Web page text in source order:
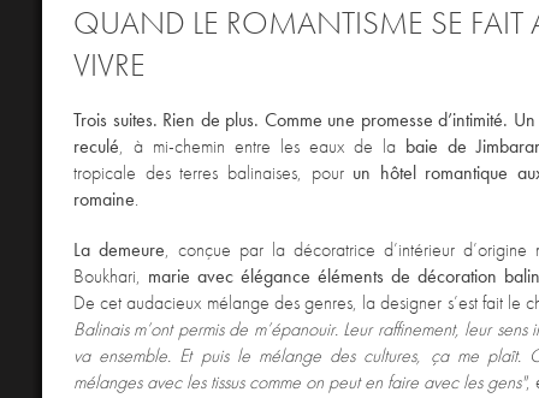
QUAND LE ROMANTISME SE FAIT
VIVRE
Trois suites. Rien de plus. Comme une promesse d’intimité.
reculé, à mi-chemin entre les eaux de la baie de
tropicale des terres balinaises, pour un hôtel romantique
romaine.
La demeure, conçue par la décoratrice d’intérieur d’origine
Boukhari, marie avec élégance éléments de décoration
De cet audacieux mélange des genres, la designer s’est fait le
Balinais m’ont permis de m’épanouir. Leur raffinement, leur
va ensemble. Et puis le mélange des cultures, ça me plaît.
mélanges avec les tissus comme on peut en faire avec les gens",